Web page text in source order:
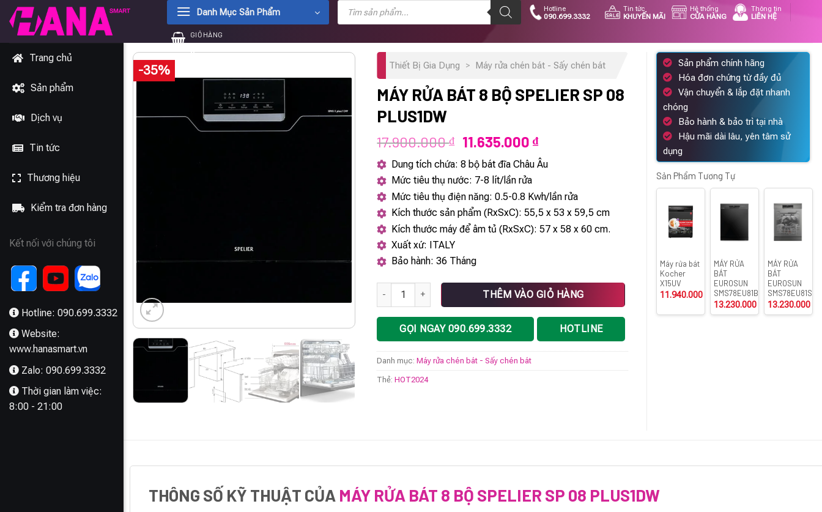
Chuyển
đến
dung
Danh Mục Sản Phẩm
Tìm
kiếm
phẩm
Hotline
090.699.3332
Tin tức
KHUYẾN MÃI
Hệ thống
CỬA HÀNG
Thông tin
LIÊN HỆ
GIỎ HÀNG
0₫
Trang chủ
Sản phẩm
Dịch vụ
Tin tức
Thương hiệu
Kiểm tra đơn hàng
Kết nối với chúng tôi
Hotline: 090.699.3332
Website:
www.hanasmart.vn
Zalo: 090.699.3332
Thời gian làm việc:
8:00 - 21:00
-35% Thiết Bị Gia Dụng > Máy rửa chén bát - Sấy chén bát
MÁY RỬA BÁT 8 BỘ SPELIER SP 08
PLUS1DW
17.900.000₫
Giá
gốc
là:
17.900.000 ₫.
11.635.000 ₫Giá
hiện
tại
11.635.000 ₫.
Dung tích chứa: 8 bộ bát đĩa Châu Âu
Mức tiêu thụ nước: 7-8 lít/lần rửa
Mức tiêu thụ điện năng: 0.5-0.8 Kwh/lần rửa
Kích thước sản phẩm (RxSxC): 55,5 x 53 x 59,5 cm
Kích thước máy để âm tủ (RxSxC): 57 x 58 x 60 cm.
Xuất xứ: ITALY
Bảo hành: 36 Tháng
MÁY RỬA BÁT 8 BỘ SPELIER SP 08 PLUS1DW số lượng
THÊM VÀO GIỎ HÀNG
GỌI NGAY 090.699.3332 HOTLINE
Danh mục:Máy rửa chén bát - Sấy chén bát
Thẻ:HOT2024
Sản phẩm chính hãng
Hóa đơn chứng từ đầy đủ
Vận chuyển & lắp đặt nhanh
chóng
Bảo hành & bảo trì tại nhà
Hậu mãi dài lâu, yên tâm sử
dụng
Sản Phẩm Tương Tự
Máy rửa bát
Kocher
X15UV
11.940.000
MÁY RỬA
BÁT
EUROSUN
SMS78EU81B
13.230.000
MÁY RỬA
BÁT
EUROSUN
SMS78EU81S
13.230.000
THÔNG SỐ KỸ THUẬT CỦA MÁY RỬA BÁT 8 BỘ SPELIER SP 08 PLUS1DW